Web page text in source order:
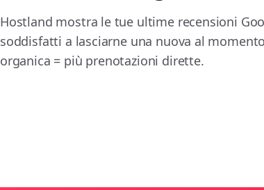
Hostland mostra le tue ultime recensioni
soddisfatti a lasciarne una nuova al
organica = più prenotazioni dirette.